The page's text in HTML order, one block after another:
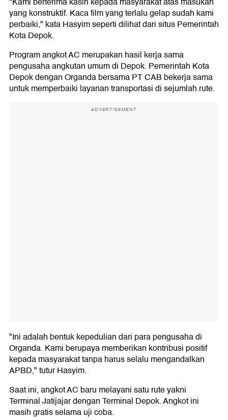
yang konstruktif. Kaca film yang terlalu gelap sudah kami
perbaiki," kata Hasyim seperti dilihat dari situs Pemerintah
Kota Depok.
Program angkot AC merupakan hasil kerja sama
pengusaha angkutan umum di Depok. Pemerintah Kota
Depok dengan Organda bersama PT CAB bekerja sama
untuk memperbaiki layanan transportasi di sejumlah rute.
ADVERTISEMENT
"Ini adalah bentuk kepedulian dari para pengusaha di
Organda. Kami berupaya memberikan kontribusi positif
kepada masyarakat tanpa harus selalu mengandalkan
APBD," tutur Hasyim.
Saat ini, angkot AC baru melayani satu rute yakni
Terminal Jatijajar dengan Terminal Depok. Angkot ini
masih gratis selama uji coba.